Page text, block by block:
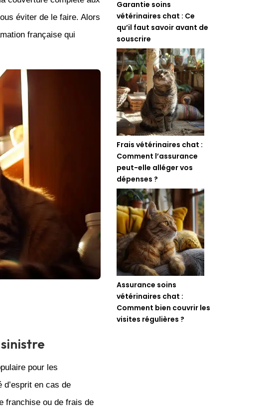
éviter de le faire. Alors
française qui
pour les
en cas de
franchise ou de frais de
Garantie soins
vétérinaires chat : Ce
qu’il faut savoir avant de
souscrire
Frais vétérinaires chat :
Comment l’assurance
peut-elle alléger vos
dépenses ?
Assurance soins
vétérinaires chat :
Comment bien couvrir les
visites régulières ?